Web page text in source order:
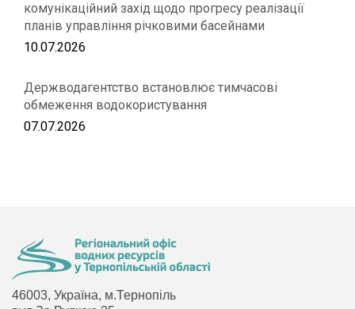
комунікаційний захід щодо прогресу реалізації
планів управління річковими басейнами
10.07.2026
Держводагентство встановлює тимчасові
обмеження водокористування
07.07.2026
46003, Україна, м.Тернопіль